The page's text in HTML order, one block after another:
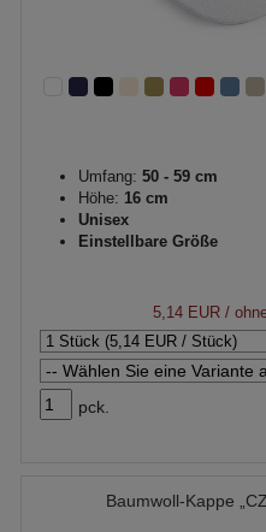
Umfang: 50 - 59 cm
Höhe: 16 cm
Unisex
Einstellbare Größe
5,14 EUR /
pck.
Baumwoll-Kappe